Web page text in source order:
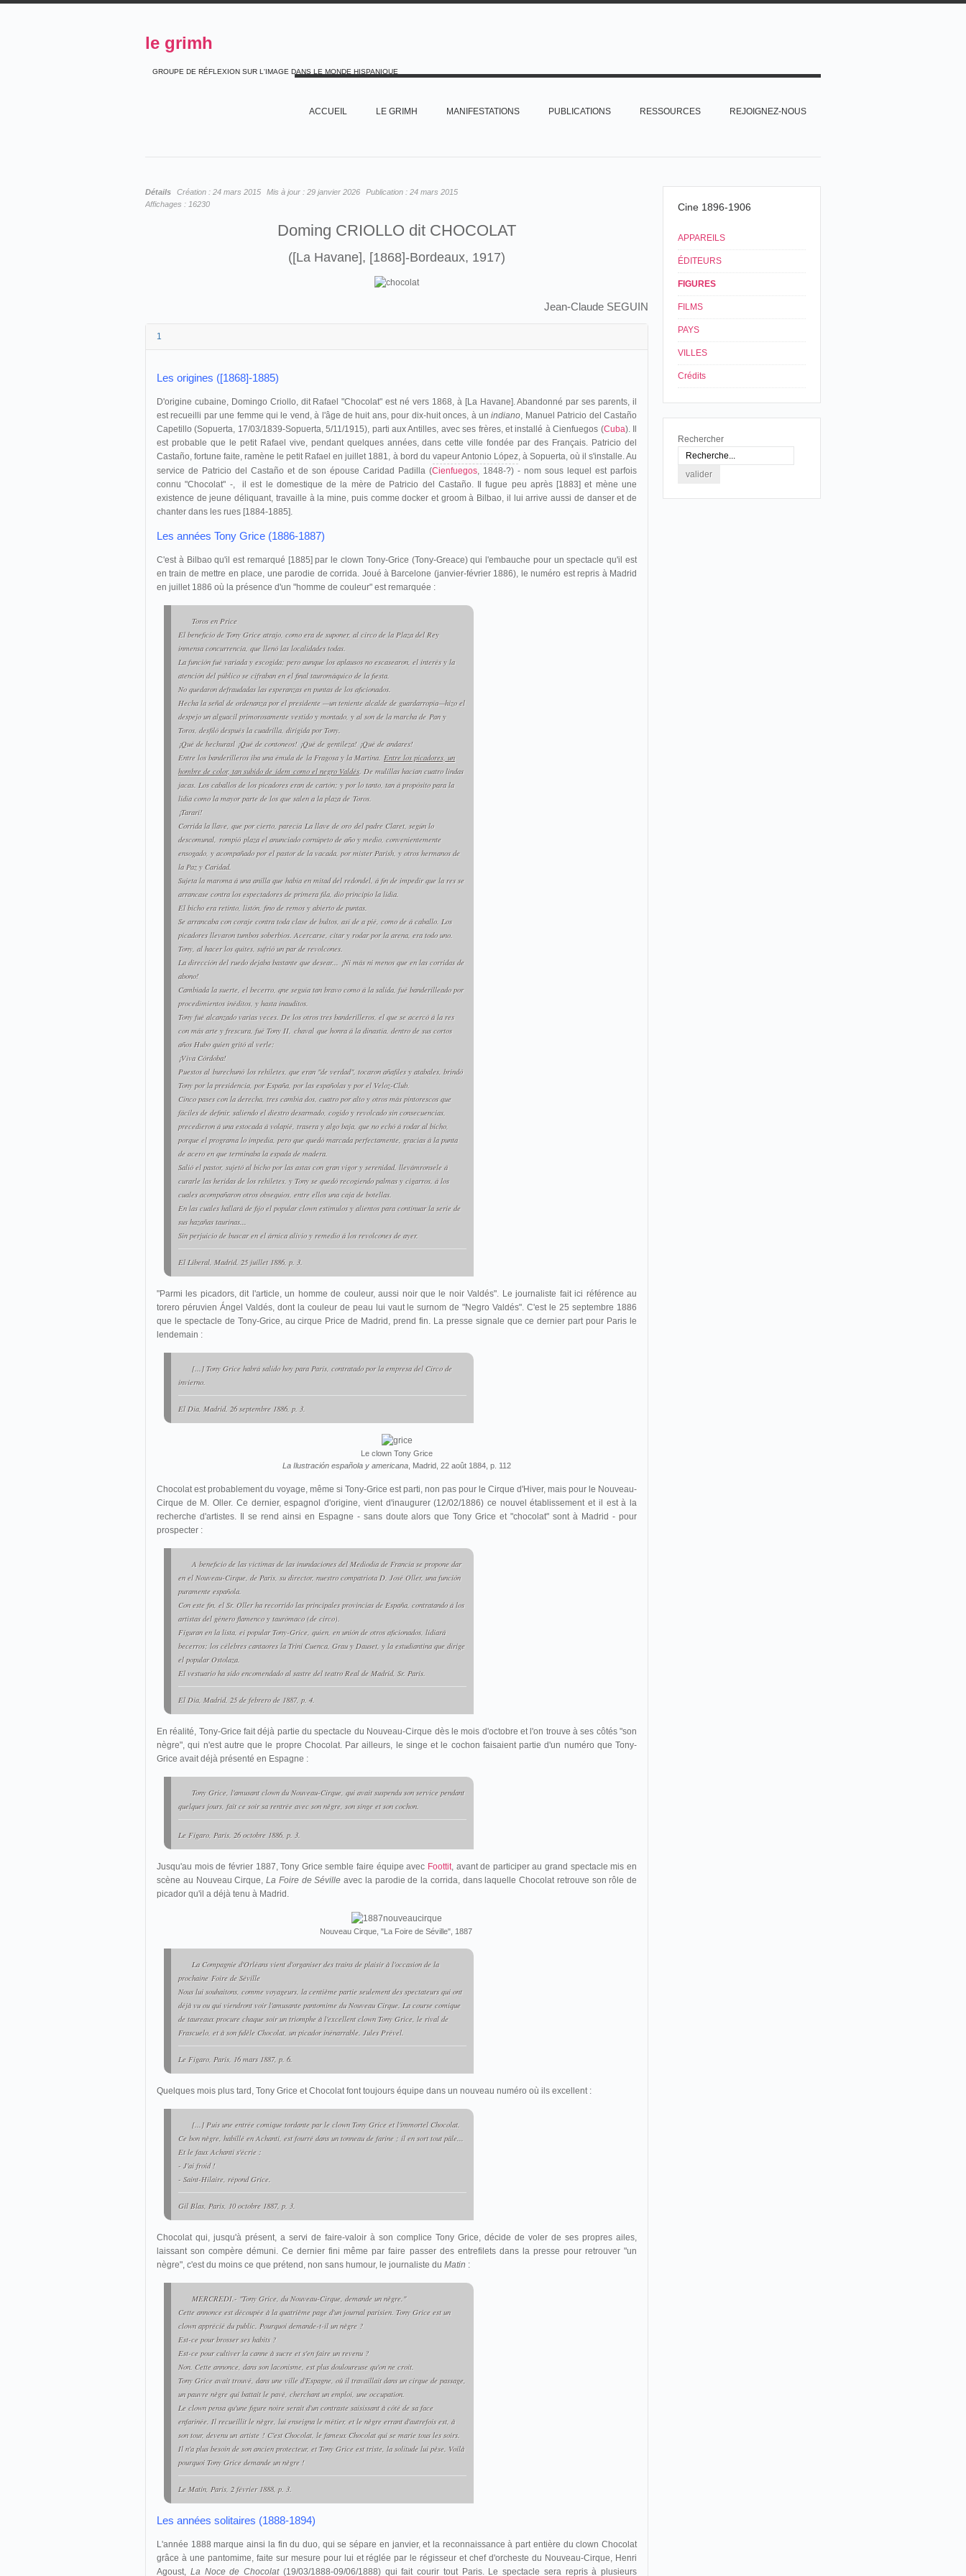
le grimh
GROUPE DE RÉFLEXION SUR L'IMAGE DANS LE MONDE HISPANIQUE
ACCUEIL LE GRIMH MANIFESTATIONS PUBLICATIONS RESSOURCES REJOIGNEZ-NOUS
Détails Création : 24 mars 2015 Mis à jour : 29 janvier 2026 Publication : 24 mars 2015
Affichages : 16230
Doming CRIOLLO dit CHOCOLAT
([La Havane], [1868]-Bordeaux, 1917)
Jean-Claude SEGUIN
1
Les origines ([1868]-1885)
D'origine cubaine, Domingo Criollo, dit Rafael "Chocolat" est né vers 1868, à [La Havane]. Abandonné par ses parents, il
est recueilli par une femme qui le vend, à l'âge de huit ans, pour dix-huit onces, à unindiano, Manuel Patricio del Castaño
Capetillo (Sopuerta, 17/03/1839-Sopuerta, 5/11/1915), parti aux Antilles, avec ses frères, etinstallé à Cienfuegos (Cuba). Il
est probable que le petit Rafael vive, pendant quelques années, dans cette ville fondée par des Français. Patricio del
Castaño, fortune faite, ramène le petit Rafael en juillet 1881, à bord du vapeur Antonio López, à Sopuerta, où il s'installe. Au
service de Patricio del Castaño et de son épouse Caridad Padilla (Cienfuegos, 1848-?) - nom sous lequel est parfois
connu "Chocolat" -, il est le domestique de la mère de Patricio del Castaño. Ilfugue peu après [1883] et mène une
existence de jeune déliquant, travaille à la mine, puis comme docker et groom à Bilbao, il lui arrive aussi de danser et de
chanter dans les rues [1884-1885].
Les années Tony Grice (1886-1887)
C'est à Bilbao qu'il est remarqué [1885] par le clown Tony-Grice (Tony-Greace) qui l'embauche pour un spectacle qu'il est
en train de mettre en place, une parodie de corrida. Joué à Barcelone (janvier-février 1886), le numéro est repris à Madrid
en juillet 1886 où la présence d'un "homme de couleur" est remarquée :
Toros en Price
El beneficio de Tony Grice atrajo, como era de suponer, al circo de la Plaza del Rey
inmensa concurrencia, que llenó las localidades todas.
La función fué variada y escogida; pero aunque los aplausos no escasearon, el interés y la
atención del público se cifraban en el final tauromáquico de la fiesta.
No quedaron defraudadas las esperanzas en puntas de los aficionados.
Hecha la señal de ordenanza por el presidente —un teniente alcalde de guardarropía—hizo el
despejo un alguacil primorosamente vestido y montado, y al son de la marcha de Pan y
Toros, desfiló después la cuadrilla, dirigida por Tony.
¡Qué de hechurasl ¡Qué de contoneos! ¡Qué de gentileza! ¡Qué de andares!
Entre los banderilleros iba una émula de la Fragosa y la Martina. Entre los picadores, un
hombre de color, tan subido de idem como el negro Valdés. De mulillas hacían cuatro lindas
jacas. Los caballos de los picadores eran de cartón; y por lo tanto, tan á propósito para la
lidia como la mayor parte de los que salen a la plaza de Toros.
¡Tararí!
Corrida la llave, que por cierto, parecía La llave de orodel padre Claret, según lo
descomunal, rompióplaza el anunciado cornúpeto de año y medio, convenientemente
ensogado, y acompañado por el pastor de la vacada, por mister Parish, y otros hermanos de
la Paz y Caridad.
Sujeta la maroma á una anilla que había en mitad del redondel, á fin de impedir que la res se
arrancase contra los espectadores de primera fila, dio principio la lidia.
El bicho era retinto, listón, fino de remos y abierto de puntas.
Se arrancaba con coraje contra toda clase de bultos, así de a pié, como de á caballo. Los
picadores llevaron tumbos soberbios. Acercarse, citar y rodar por la arena, era todo uno.
Tony, al hacer los quites, sufrió un par de revolcones.
La dirección del ruedo dejaba bastante que desear... ¡Ni más ni menos que en las corridas de
abono!
Cambiada la suerte, el becerro, qne seguía tan bravo como á la salida, fué banderilleado por
procedimientos inéditos, y hasta inauditos.
Tony fué alcanzado varias veces. De los otros tres banderilleros, el que se acercó á la res
con más arte y frescura, fué Tony II, chavalque honra á la dinastía, dentro de sus cortos
años Hubo quien gritó al verle:
¡Viva Córdoba!
Puestos al burechunólos rehiletes, que eran "de verdad", tocaron añafiles y atabales, brindó
Tony por la presidencia, por España, por las españolas y por el Veloz-Club.
Cinco pases con la derecha, tres cambia dos, cuatro por alto y otros más pintorescos que
fáciles de definir, saliendo el diestro desarmado, cogido y revolcado sin consecuencias,
precedieron á una estocada á volapié, trasera y algo baja, que no echó á rodar al bicho,
porque el programa lo impedía, pero que quedó marcada perfectamente, gracias á la punta
de acero en que terminaba la espada de madera.
Salió el pastor, sujetó al bicho por las astas con gran vigor y serenidad, llevámronsele á
curarle las heridas de los rehiletes, y Tony se quedó recogiendo palmas y cigarros, á los
cuales acompañaron otros obsequios, entre ellos una caja de botellas.
En las cuales hallará de fijo el popular clown estímulos y alientos para continuar la serie de
sus hazañas taurinas...
Sin perjuicio de buscar en el árnica alivio y remedio á los revolcones de ayer.
El Liberal, Madrid, 25 juillet 1886, p. 3.
"Parmi les picadors, dit l'article, un homme de couleur, aussi noir que le noir Valdés". Le journaliste fait ici référence au
torero péruvien Ángel Valdés, dont la couleur de peau lui vaut le surnom de "Negro Valdés".C'est le 25 septembre 1886
que le spectacle de Tony-Grice, au cirque Price de Madrid, prend fin. La presse signale que ce dernier part pour Paris le
lendemain :
[...] Tony Grice habrá salido hoy para París, contratado por la empresa del Circo de
invierno.
El Día, Madrid, 26 septembre 1886, p. 3.
Le clown Tony Grice
La Ilustración española y americana , Madrid, 22 août 1884, p. 112
Chocolat est probablement du voyage, même si Tony-Grice est parti, non pas pour le Cirque d'Hiver, mais pour le Nouveau-
Cirque de M. Oller. Ce dernier, espagnol d'origine, vient d'inaugurer (12/02/1886) ce nouvel établissement et il est à la
recherche d'artistes. Il se rend ainsi en Espagne - sans doute alors que Tony Grice et "chocolat" sont à Madrid - pour
prospecter :
A beneficio de las víctimas de las inundaciones del Mediodía de Francia se propone dar
en el Nouveau-Cirque, de París, su director, nuestro compatriota D. José Oller, una función
puramente española.
Con este fin, el Sr. Oller ha recorrido las principales provincias de España, contratando á los
artistas del género flamenco y taurómaco (de circo).
Figuran en la lista, ei popular Tony-Grice, quien, en unión de otros aficionados, lidiará
becerros; los célebres cantaores la Trini Cuenca, Grau y Dauset, y la estudiantina que dirige
el popular Ostolaza.
El vestuario ha sido encomendado al sastre del teatro Real de Madrid, Sr. Paris.
El Dia, Madrid, 25 de febrero de 1887, p. 4.
En réalité, Tony-Grice fait déjà partie du spectacle du Nouveau-Cirque dès le mois d'octobre et l'on trouve à ses côtés "son
nègre", qui n'est autre que le propre Chocolat. Par ailleurs, le singe et le cochon faisaient partie d'un numéro que Tony-
Grice avait déjà présenté en Espagne :
Tony Grice, l'amusant clown du Nouveau-Cirque, qui avait suspendu son service pendant
quelques jours, fait ce soir sa rentrée avec son nègre, son singe et son cochon.
Le Figaro, Paris, 26 octobre 1886, p. 3.
Jusqu'au mois de février 1887, Tony Grice semble faire équipe avec Foottit, avant de participer au grand spectacle mis en
scène au Nouveau Cirque, La Foire de Séville avec la parodie de la corrida, dans laquelle Chocolat retrouve son rôle de
picador qu'il a déjà tenu à Madrid.
Nouveau Cirque, "La Foire de Séville", 1887
La Compagnie d'Orléans vient d'organiser des trains de plaisir à l'occasion de la
prochaine Foire de Séville
Nous lui souhaitons, comme voyageurs, la centième partie seulement des spectateurs qui ont
déjà vu ou qui viendront voir l'amusante pantomime du Nouveau Cirque. La course comique
de taureaux procure chaque soir un triomphe à l'excellent clown Tony Grice, le rival de
Frascuelo, et à son fidèle Chocolat, un picador inénarrable. Jules Prével.
Le Figaro, Paris, 16 mars 1887, p. 6.
Quelques mois plus tard, Tony Grice et Chocolat font toujours équipe dans un nouveau numéro où ils excellent :
[...] Puis une entrée comique tordante par le clown Tony Grice et l'immortel Chocolat.
Ce bon nègre, habillé en Achanti, est fourré dans un tonneau de farine ; il en sort tout pâle...
Et le faux Achanti s'écrie :
- J'ai froid !
- Saint-Hilaire, répond Grice.
Gil Blas, Paris, 10 octobre 1887, p. 3.
Chocolat qui, jusqu'à présent, a servi de faire-valoir à son complice Tony Grice, décide de voler de ses propres ailes,
laissant son compère démuni. Ce dernier fini même par faire passer des entrefilets dans la presse pour retrouver "un
nègre", c'est du moins ce que prétend, non sans humour, le journaliste du Matin :
MERCREDI.- "Tony Grice, du Nouveau-Cirque, demande un nègre."
Cette annonce est découpée à la quatrième page d'un journal parisien. Tony Grice est un
clown apprécié du public. Pourquoi demande-t-il un nègre ?
Est-ce pour brosser ses habits ?
Est-ce pour cultiver la canne à sucre et s'en faire un revenu ?
Non. Cette annonce, dans son laconisme, est plus douloureuse qu'on ne croit.
Tony Grice avait trouvé, dans une ville d'Espagne, où il travaillait dans un cirque de passage,
un pauvre nègre qui battait le pavé, cherchant un emploi, une occupation.
Le clown pensa qu'une figure noire serait d'un contraste saisissant à côté de sa face
enfarinée. Il recueillit le nègre, lui enseigna le métier, et le nègre errant d'autrefois est, à
son tour, devenu un artiste ! C'est Chocolat, le fameux Chocolat qui se marie tous les soirs.
Il n'a plus besoin de son ancien protecteur, et Tony Grice est triste, la solitude lui pèse. Voilà
pourquoi Tony Grice demande un nègre !
Le Matin, Paris, 2 février 1888, p. 3.
Les années solitaires (1888-1894)
L'année 1888 marque ainsi la fin du duo, qui se sépare en janvier, et la reconnaissance à part entière du clown Chocolat
grâce à une pantomime, faite sur mesure pour lui et réglée par le régisseur et chef d'orcheste du Nouveau-Cirque, Henri
Agoust, La Noce de Chocolat (19/03/1888-09/06/1888) qui fait courir tout Paris. Le spectacle sera repris à plusieurs
Cine 1896-1906
APPAREILS
ÉDITEURS
FIGURES
FILMS
PAYS
VILLES
Crédits
Rechercher